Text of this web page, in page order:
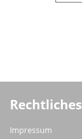
Rechtliches
Impressum